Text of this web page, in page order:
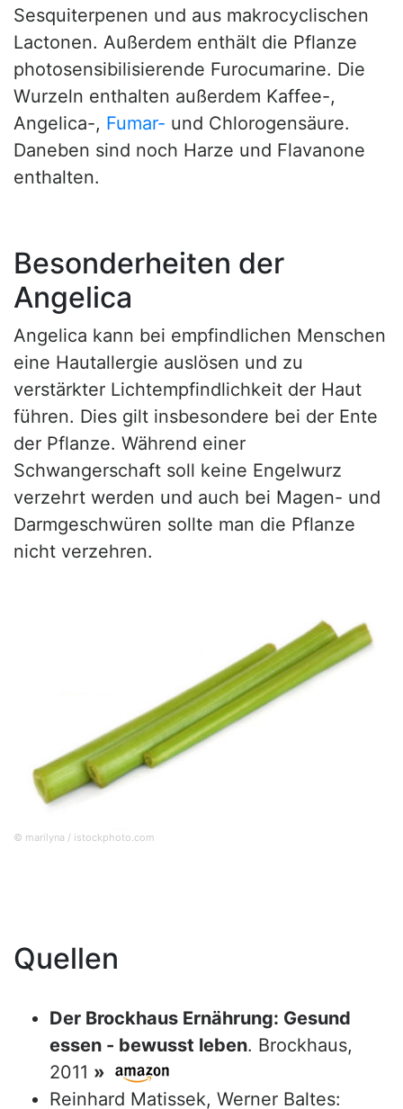
Sesquiterpenen und aus makrocyclischen
Lactonen. Außerdem enthält die Pflanze
photosensibilisierende Furocumarine. Die
Wurzeln enthalten außerdem Kaffee-,
Angelica-, Fumar- und Chlorogensäure.
Daneben sind noch Harze und Flavanone
enthalten.
Besonderheiten der
Angelica
Angelica kann bei empfindlichen Menschen
eine Hautallergie auslösen und zu
verstärkter Lichtempfindlichkeit der Haut
führen. Dies gilt insbesondere bei der Ente
der Pflanze. Während einer
Schwangerschaft soll keine Engelwurz
verzehrt werden und auch bei Magen- und
Darmgeschwüren sollte man die Pflanze
nicht verzehren.
© marilyna / istockphoto.com
Quellen
Der Brockhaus Ernährung: Gesund
essen - bewusst leben. Brockhaus,
2011 »
Reinhard Matissek, Werner Baltes: